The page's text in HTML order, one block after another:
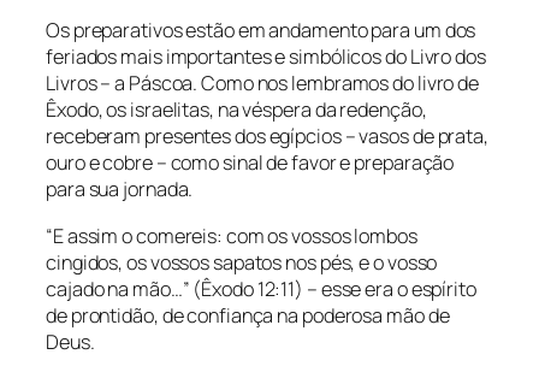
Os preparativos estão em andamento para um dos
feriados mais importantes e simbólicos do Livro dos
Livros – a Páscoa. Como nos lembramos do livro de
Êxodo, os israelitas, na véspera da redenção,
receberam presentes dos egípcios – vasos de prata,
ouro e cobre – como sinal de favor e preparação
para sua jornada.
“E assim o comereis: com os vossos lombos
cingidos, os vossos sapatos nos pés, e o vosso
cajado na mão…” (Êxodo 12:11) – esse era o espírito
de prontidão, de confiança na poderosa mão de
Deus.